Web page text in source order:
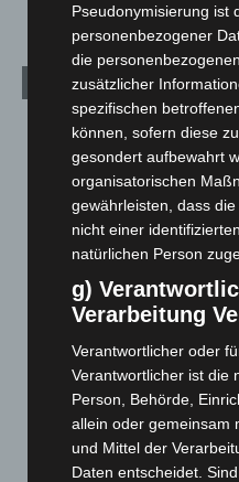
Archiv
August 2026 (14)
Juli 2026(73)
Juni 2026(139)
Mai 2026(99)
April 2026(99)
März 2026(115)
Februar 2026(109)
Januar 2026(122)
Dezember 2025(103)
November 2025(114)
Oktober 2025
(112)
Pseudonymisierung ist
personenbezogener
die
zusätzlicher
spezifischen
können, sofern diese
gesondert aufbewahrt
organisatorischen
gewährleisten, dass
nicht einer
natürlichen Person
g)
Verarbeitung
Verantwortlicher oder
Verantwortlicher ist die
Person, Behörde,
allein oder gemeinsam
und Mittel der
Daten entscheidet.